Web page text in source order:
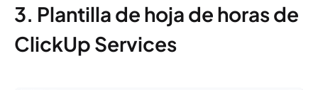
3. Plantilla de hoja de horas de
ClickUp Services